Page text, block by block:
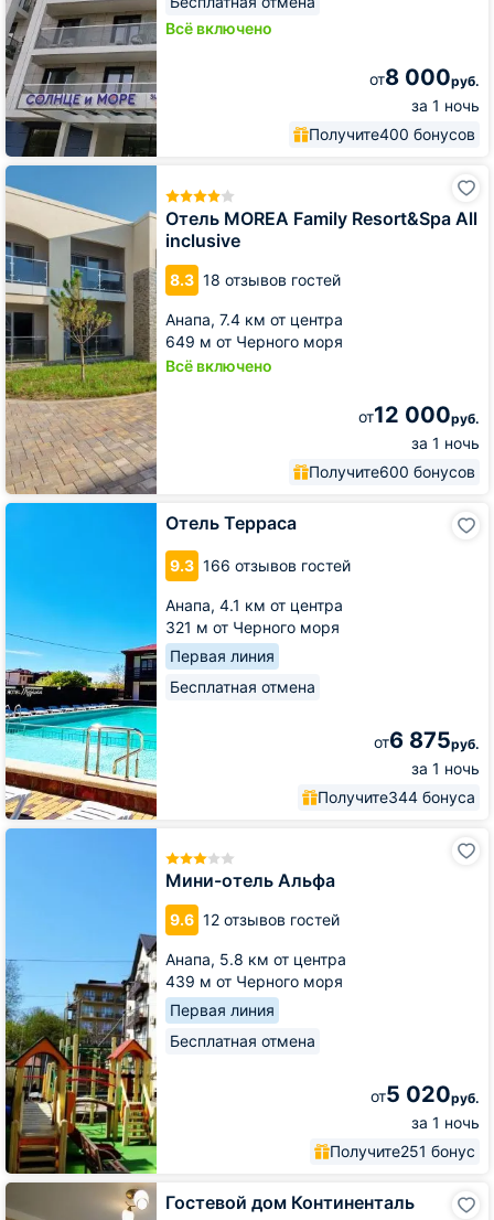
Всё включено
от8 000руб.
за 1 ночь
Получите400 бонусов
Отель MOREA Family Resort&Spa All
inclusive
8.3 18 отзывов гостей
Анапа, 7.4 км от центра
649 м от Черного моря
Всё включено
от12 000руб.
за 1 ночь
Получите600 бонусов
Отель
MOREA
Resort&Spa
All
inclusive
Отель Терраса
9.3 166 отзывов гостей
Анапа, 4.1 км от центра
321 м от Черного моря
Первая линия
Бесплатная отмена
от6 875руб.
за 1 ночь
Получите344 бонуса
Отель
Мини-отель Альфа
9.6 12 отзывов гостей
Анапа, 5.8 км от центра
439 м от Черного моря
Первая линия
Бесплатная отмена
от5 020руб.
за 1 ночь
Получите251 бонус
Мини-
Гостевой дом Континенталь
Гостевой
дом